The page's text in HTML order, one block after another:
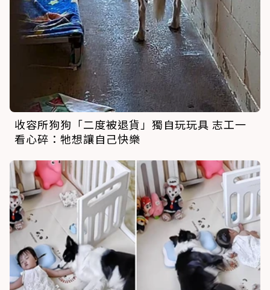
收容所狗狗「二度被退貨」獨自玩玩具 志工一
看心碎：牠想讓自己快樂